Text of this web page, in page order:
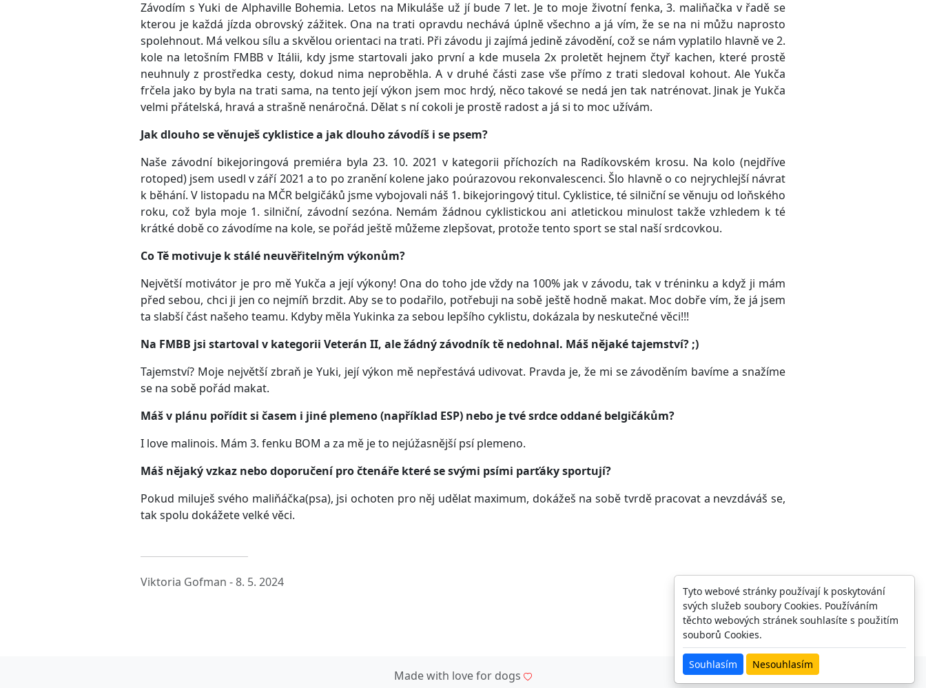
Závodím s Yuki de Alphaville Bohemia. Letos na Mikuláše už jí bude 7 let. Je to moje životní fenka, 3. maliňačka v řadě se
kterou je každá jízda obrovský zážitek. Ona na trati opravdu nechává úplně všechno a já vím, že se na ni můžu naprosto
spolehnout. Má velkou sílu a skvělou orientaci na trati. Při závodu ji zajímá jedině závodění, což se nám vyplatilo hlavně ve 2.
kole na letošním FMBB v Itálii, kdy jsme startovali jako první a kde musela 2x proletět hejnem čtyř kachen, které prostě
neuhnuly z prostředka cesty, dokud nima neproběhla. A v druhé části zase vše přímo z trati sledoval kohout. Ale Yukča
frčela jako by byla na trati sama, na tento její výkon jsem moc hrdý, něco takové se nedá jen tak natrénovat. Jinak je Yukča
velmi přátelská, hravá a strašně nenáročná. Dělat s ní cokoli je prostě radost a já si to moc užívám.
Jak dlouho se věnuješ cyklistice a jak dlouho závodíš i se psem?
Naše závodní bikejoringová premiéra byla 23. 10. 2021 v kategorii příchozích na Radíkovském krosu. Na kolo (nejdříve
rotoped) jsem usedl v září 2021 a to po zranění kolene jako poúrazovou rekonvalescenci. Šlo hlavně o co nejrychlejší návrat
k běhání. V listopadu na MČR belgičáků jsme vybojovali náš 1. bikejoringový titul. Cyklistice, té silniční se věnuju od loňského
roku, což byla moje 1. silniční, závodní sezóna. Nemám žádnou cyklistickou ani atletickou minulost takže vzhledem k té
krátké době co závodíme na kole, se pořád ještě můžeme zlepšovat, protože tento sport se stal naší srdcovkou.
Co Tě motivuje k stálé neuvěřitelným výkonům?
Největší motivátor je pro mě Yukča a její výkony! Ona do toho jde vždy na 100% jak v závodu, tak v tréninku a když ji mám
před sebou, chci ji jen co nejmíň brzdit. Aby se to podařilo, potřebuji na sobě ještě hodně makat. Moc dobře vím, že já jsem
ta slabší část našeho teamu. Kdyby měla Yukinka za sebou lepšího cyklistu, dokázala by neskutečné věci!!!
Na FMBB jsi startoval v kategorii Veterán II, ale žádný závodník tě nedohnal. Máš nějaké tajemství? ;)
Tajemství? Moje největší zbraň je Yuki, její výkon mě nepřestává udivovat. Pravda je, že mi se závoděním bavíme a snažíme
se na sobě pořád makat.
Máš v plánu pořídit si časem i jiné plemeno (například ESP) nebo je tvé srdce oddané belgičákům?
I love malinois. Mám 3. fenku BOM a za mě je to nejúžasnější psí plemeno.
Máš nějaký vzkaz nebo doporučení pro čtenáře které se svými psími parťáky sportují?
Pokud miluješ svého maliňáčka(psa), jsi ochoten pro něj udělat maximum, dokážeš na sobě tvrdě pracovat a nevzdáváš se,
tak spolu dokážete velké věci.
Viktoria Gofman -8. 5. 2024
Made with love for dogs
Tyto webové stránky používají k poskytování
svých služeb soubory Cookies. Používáním
těchto webových stránek souhlasíte s použitím
souborů Cookies.
Souhlasím Nesouhlasím